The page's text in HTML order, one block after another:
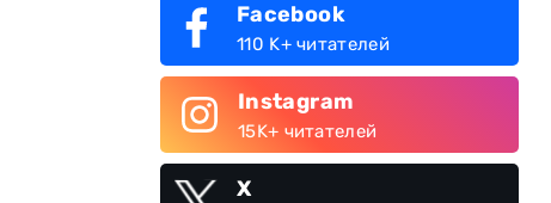
Facebook
110 K+ читателей
Instagram
15K+ читателей
X